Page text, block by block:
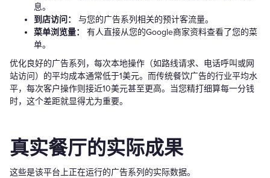
息。
到店访问：
与您的广告系列相关的预计客流量。
菜单浏览量：
有人直接从您的Google商家资料查看了您的菜
单。
优化良好的广告系列，每次本地操作（如路线请求、电话呼叫或网
站访问）的平均成本通常低于1美元。而传统餐饮广告的行业平均水
平，每次客户操作则接近10美元甚至更高。当您精打细算每一分钱
时，这个差距就显得尤为重要。
真实餐厅的实际成果
这些是该平台上正在运行的广告系列的实际数据。